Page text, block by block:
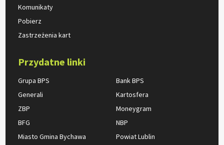
Komunikaty
Pobierz
Zastrzeżenia kart
Przydatne linki
Grupa BPS
Generali
ZBP
BFG
Miasto Gmina Bychawa
Bank BPS
Kartosfera
Moneygram
NBP
Powiat Lublin